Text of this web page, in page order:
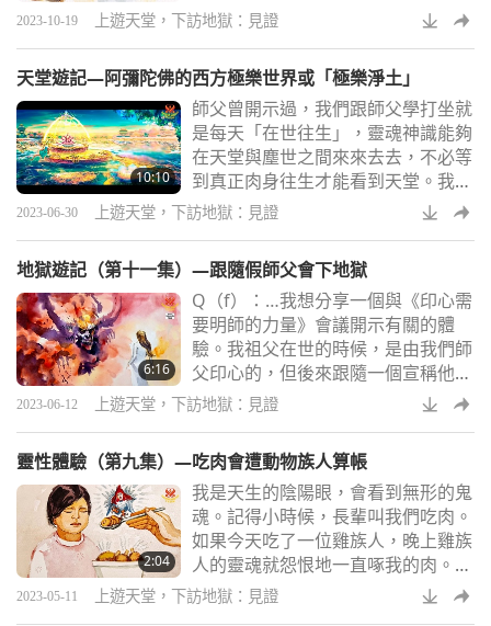
石與琉璃、黃金、寶
朝不同的方向走來走去，漫無目的，
目光茫然。每次都有更多人來，直到
面孔，甚至是我兒時的一些朋友。移
動或行走都很困難，但我可以跳躍，
而且走得更快。我甚至有一輛車，我
經過並觀察到整個場景。我能認出一
些人的面孔，不久前，我曾與他們談
論純素主義和氣候
2023-10-19 上遊天堂，下訪地獄：見證
天堂遊記—阿彌陀佛的西方極樂世界或「極樂淨土」
10:10
師父曾開示過，我們跟師父學打坐就
是每天「在世往生」，靈魂神識能夠
在天堂與塵世之間來來去去，不必等
到真正肉身往生才能看到天堂。我有
幸能幾次在打坐中去到阿彌陀佛的西
方極樂世界或「極樂淨土」參觀，但
上師傳授的觀音法門，就能在還在世
時，去到西方極樂世界遊玩。所以，
觀音法門是非常圓通的法門，是萬法
之宗。我看到的西方極樂世界就跟佛
教經典說的一樣：黃金鋪地，宮殿都
是軟軟的、有彈性
2023-06-30 上遊天堂，下訪地獄：見證
地獄遊記（第十一集）—跟隨假師父會下地獄
6:16
Q（f）：…我想分享一個與《印心需
要明師的力量》會議開示有關的體
驗。我祖父在世的時候，是由我們師
父印心的，但後來跟隨一個宣稱他代
表師父的人。這個人給了很多錯誤的
指示，和師父在印心時教導我們的不
後，我知道師父說的就是這種情況，
這個人是假的。
Master（vegan）：沒有師父的允
許，你不能給他人印心。在印心的時
候，我們已經告訴他們，只能自己知
道而已。（是的，對。）但倘若
2023-06-12 上遊天堂，下訪地獄：見證
靈性體驗（第九集）—吃肉會遭動物族人算帳
2:04
我是天生的陰陽眼，會看到無形的鬼
魂。記得小時候，長輩叫我們吃肉。
如果今天吃了一位雞族人，晚上雞族
人的靈魂就怨恨地一直啄我的肉。不
管吃什麼動物族人，晚上都會找你算
帳。弄死螞蟻族人、蟑螂族人，晚上
2023-05-11 上遊天堂，下訪地獄：見證